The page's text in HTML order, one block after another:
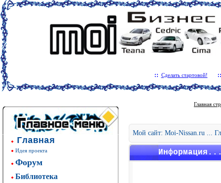
Сделать стартовой!
Главная
Идея проекта
Форум
Библиотека
Главная
Мой сайт: Moi-Nissan.ru ...